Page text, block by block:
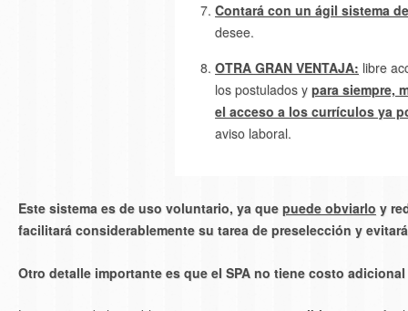
Contará con un ágil sistema
desee.
OTRA GRAN VENTAJA: libre
los postulados y para siempre,
el acceso a los currículos ya
aviso laboral.
Este sistema es de uso voluntario, ya que puede obviarlo y
facilitará considerablemente su tarea de preselección y
Otro detalle importante es que el SPA no tiene costo